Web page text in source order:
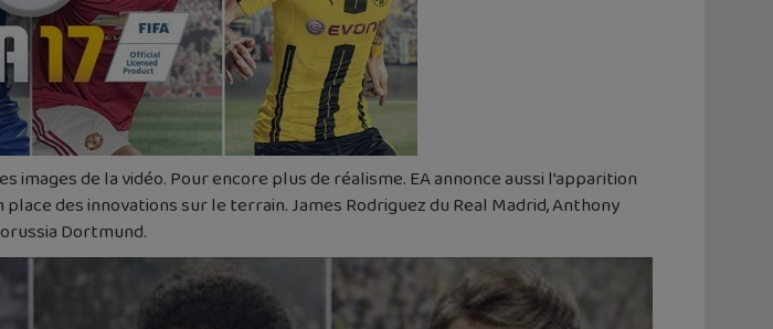
de la vidéo. Pour encore plus de réalisme. EA annonce aussi l’apparition
des innovations sur le terrain. James Rodriguez du Real Madrid, Anthony
Dortmund.